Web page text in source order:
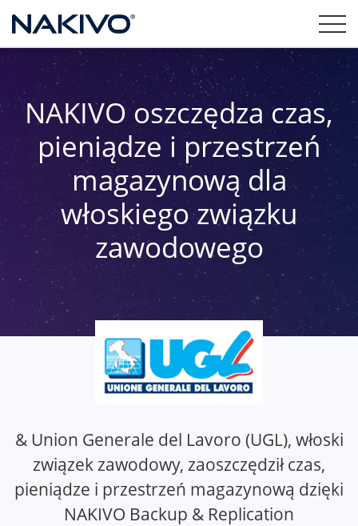
NAKIVO oszczędza czas,
pieniądze i przestrzeń
magazynową dla
włoskiego związku
zawodowego
& Union Generale del Lavoro (UGL), włoski
związek zawodowy, zaoszczędził czas,
pieniądze i przestrzeń magazynową dzięki
NAKIVO Backup & Replication